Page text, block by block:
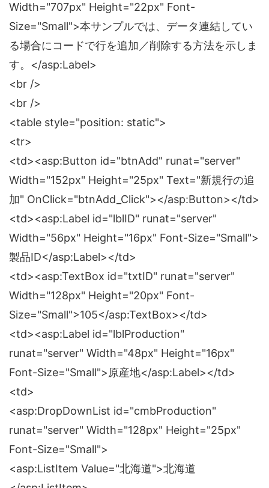
Width="707px" Height="22px" Font-
Size="Small">本サンプルでは、データ連結してい
る場合にコードで行を追加／削除する方法を示しま
す。</asp:Label>
<br />
<br />
<table style="position: static">
<tr>
<td><asp:Button id="btnAdd" runat="server"
Width="152px" Height="25px" Text="新規行の追
加" OnClick="btnAdd_Click"></asp:Button></td>
<td><asp:Label id="lblID" runat="server"
Width="56px" Height="16px" Font-Size="Small">
製品ID</asp:Label></td>
<td><asp:TextBox id="txtID" runat="server"
Width="128px" Height="20px" Font-
Size="Small">105</asp:TextBox></td>
<td><asp:Label id="lblProduction"
runat="server" Width="48px" Height="16px"
Font-Size="Small">原産地</asp:Label></td>
<td>
<asp:DropDownList id="cmbProduction"
runat="server" Width="128px" Height="25px"
Font-Size="Small">
<asp:ListItem Value="北海道">北海道